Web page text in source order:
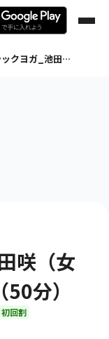
ベーシックヨガ_池田咲（女性のみご予約可）（50分）
咲（女
分）
初回割